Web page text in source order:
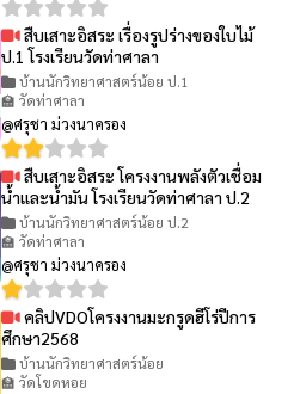
สืบเสาะอิสระ เรื่องรูปร่างของใบไม้
ป.1 โรงเรียนวัดท่าศาลา
บ้านนักวิทยาศาสตร์น้อย ป.1
🏫 วัดท่าศาลา
@ศรุชา ม่วงนาครอง
สืบเสาะอิสระ โครงงานพลังตัวเชื่อม
น้ำและน้ำมัน โรงเรียนวัดท่าศาลา ป.2
บ้านนักวิทยาศาสตร์น้อย ป.2
🏫 วัดท่าศาลา
@ศรุชา ม่วงนาครอง
คลิปVDOโครงงานมะกรูดฮีโร่ปีการ
ศึกษา2568
บ้านนักวิทยาศาสตร์น้อย
🏫 วัดโขดหอย